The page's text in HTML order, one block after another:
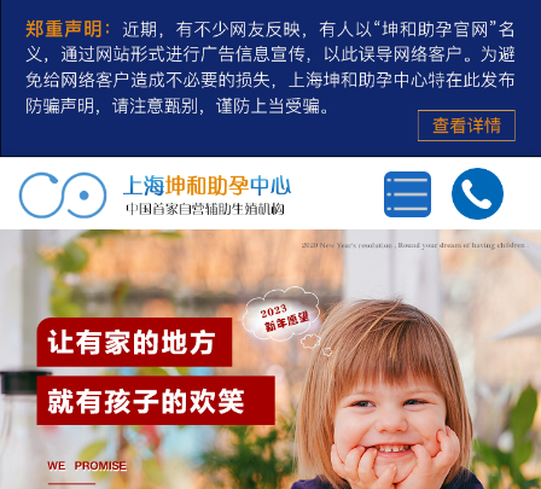
首页
三代试管婴儿
第三方辅助生殖
私人定制